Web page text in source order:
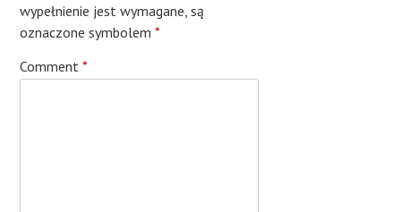
wypełnienie jest wymagane, są
oznaczone symbolem*
Comment*